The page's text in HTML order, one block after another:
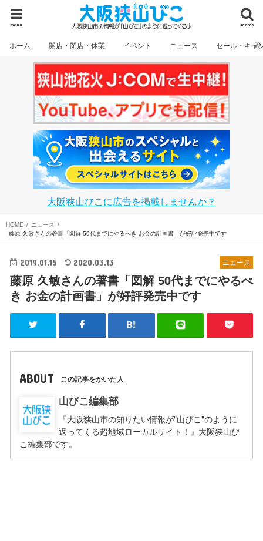
search
menu
ホーム 開店・閉店・休業 イベント ニュース セール・キャ
大阪狭山びこに広告を掲載しませんか？
HOME
ニュース
藤原 久敏さんの著書「図解 50代までにやるべき お金の計画書」が好評発売中です
ニュース
2019.01.15 2020.03.13
藤原 久敏さんの著書「図解 50代までにやるべ
き お金の計画書」が好評発売中です
ABOUT この記事をかいた人
山びこ編集部
『大阪狭山市の知りたい情報が"山びこ"のように
返ってくる超地域ローカルサイト！』大阪狭山び
こ編集部です。